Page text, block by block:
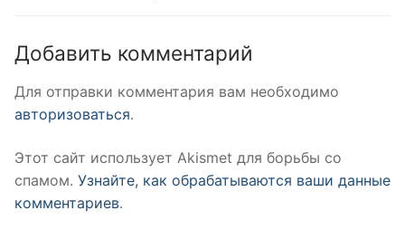
Добавить комментарий
Для отправки комментария вам необходимо
авторизоваться.
Этот сайт использует Akismet для борьбы со
спамом. Узнайте, как обрабатываются ваши данные
комментариев.